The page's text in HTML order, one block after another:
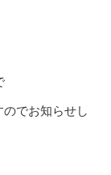
でお知らせし